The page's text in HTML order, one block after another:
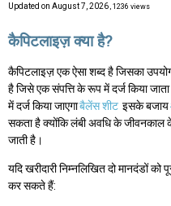
Updated on August 7, 2026 , 1236 views
कैपिटलाइज़ क्या है?
कैपिटलाइज़ एक ऐसा शब्द है जिसका
है जिसे एक संपत्ति के रूप में दर्ज किया
में दर्ज किया जाएगाबैलेंस शीट इसके बजाय
सकता है क्योंकि लंबी अवधि के जीवनकाल
जाती है।
यदि खरीदारी निम्नलिखित दो मानदंडों
कर सकते हैं: